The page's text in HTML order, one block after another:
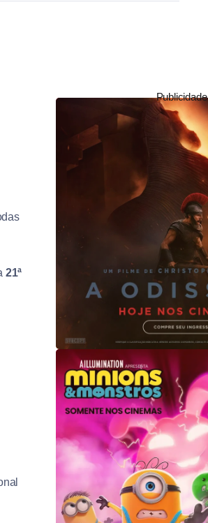
21ª
Publicidade